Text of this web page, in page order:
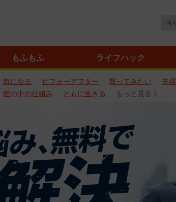
もふもふ ライフハック
気になる ビフォーアフター 買ってみたい 夫婦
世の中の仕組み ともに生きる もっと見る